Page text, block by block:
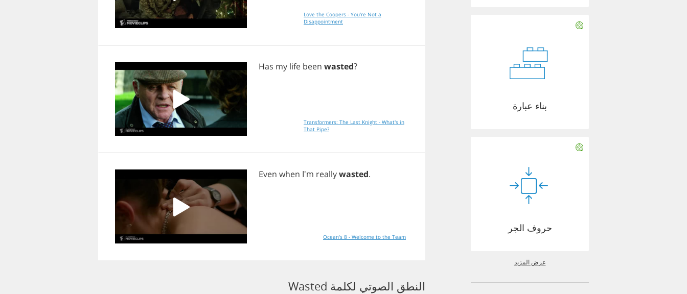
Love the Coopers - You're Not a
Disappointment
Has my life been wasted?
Transformers: The Last Knight - What's in
That Pipe?
Even when I'm reallywasted.
Ocean's 8 - Welcome to the Team
النطق الصوتي لكلمة Wasted
بناء عبارة
حروف الجر
عرض المزيد